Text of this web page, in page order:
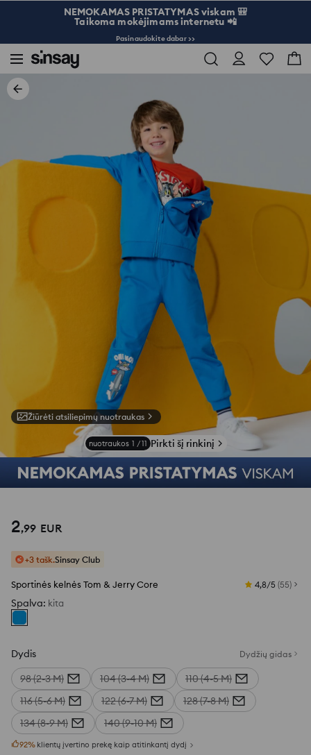
NEMOKAMAS PRISTATYMAS viskam 🎒
Taikoma mokėjimams internetu 📲
Pasinaudokite dabar >>
Žiūrėti atsiliepimų nuotraukas
nuotraukos 1 /11 Pirkti šį rinkinį
2,99 EUR
+3 tašk.Sinsay Club
Sportinės kelnės Tom & Jerry Core 4,8/5 (55)
Spalva: kita
Dydis Dydžių gidas
98 (2-3 M) 104 (3-4 M)
110 (4-5 M)
116 (5-6 M)
122 (6-7 M)
128 (7-8 M)
134 (8-9 M)
140 (9-10 M)
92% klientų įvertino prekę kaip atitinkantį dydį